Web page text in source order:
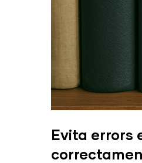
Evita errors